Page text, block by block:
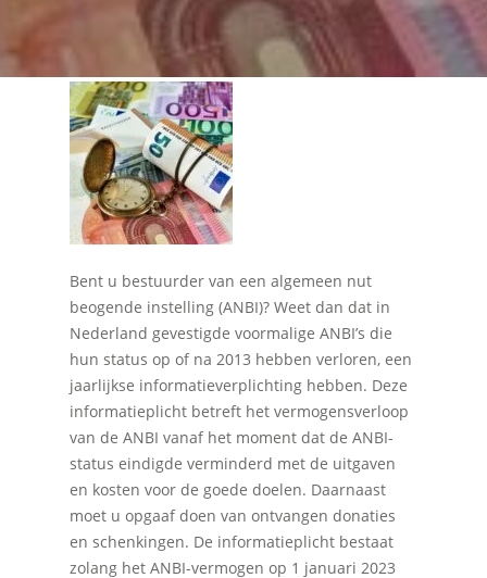
Bent u bestuurder van een algemeen nut
beogende instelling (ANBI)? Weet dan dat in
Nederland gevestigde voormalige ANBI’s die
hun status op of na 2013 hebben verloren, een
jaarlijkse informatieverplichting hebben. Deze
informatieplicht betreft het vermogensverloop
van de ANBI vanaf het moment dat de ANBI-
status eindigde verminderd met de uitgaven
en kosten voor de goede doelen. Daarnaast
moet u opgaaf doen van ontvangen donaties
en schenkingen. De informatieplicht bestaat
zolang het ANBI-vermogen op 1 januari 2023